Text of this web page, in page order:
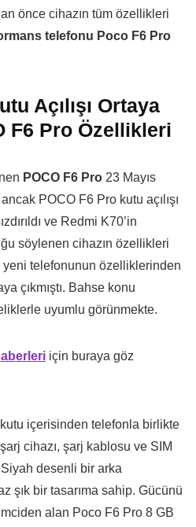
önce cihazın tüm özellikleri
telefonu Poco F6 Pro
Açılışı Ortaya
F6 Pro Özellikleri
POCO F6 Pro 23 Mayıs
POCO F6 Pro kutu açılışı
ve Redmi K70’in
söylenen cihazın özellikleri
yeni telefonunun özelliklerinden
çıkmıştı. Bahse konu
uyumlu görünmekte.
için buraya göz
içerisinden telefonla birlikte
şarj cihazı, şarj kablosu ve SIM
desenli bir arka
şık bir tasarıma sahip. Gücünü
alan Poco F6 Pro 8 GB